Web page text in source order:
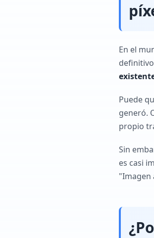
En el
Puede
generó.
propio
Sin
es casi
"Imagen